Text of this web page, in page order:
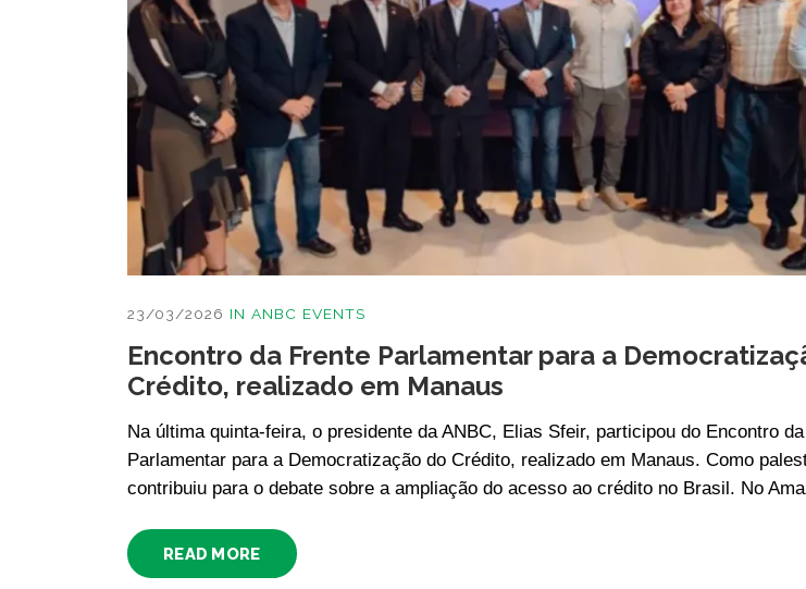
23/03/2026 IN ANBC EVENTS
Encontro da Frente Parlamentar para a
Crédito, realizado em Manaus
Na última quinta-feira, o presidente da ANBC, Elias Sfeir, participou do Encontro
Parlamentar para a Democratização do Crédito, realizado em Manaus. Como
contribuiu para o debate sobre a ampliação do acesso ao crédito no Brasil. No
READ MORE